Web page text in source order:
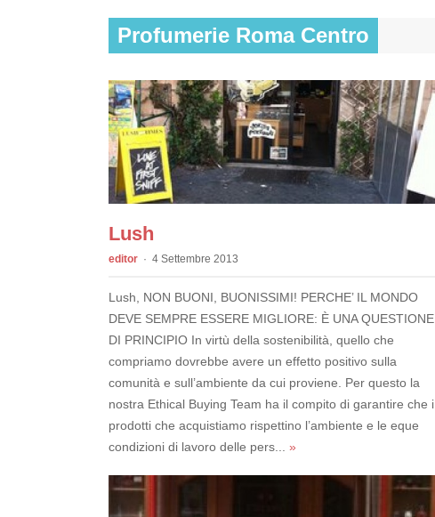
Profumerie Roma Centro
Lush
editor 4 Settembre 2013
Lush, NON BUONI, BUONISSIMI! PERCHE’ IL MONDO
DEVE SEMPRE ESSERE MIGLIORE: È UNA QUESTIONE
DI PRINCIPIO In virtù della sostenibilità, quello che
compriamo dovrebbe avere un effetto positivo sulla
comunità e sull’ambiente da cui proviene. Per questo la
nostra Ethical Buying Team ha il compito di garantire che i
prodotti che acquistiamo rispettino l’ambiente e le eque
condizioni di lavoro delle pers... »